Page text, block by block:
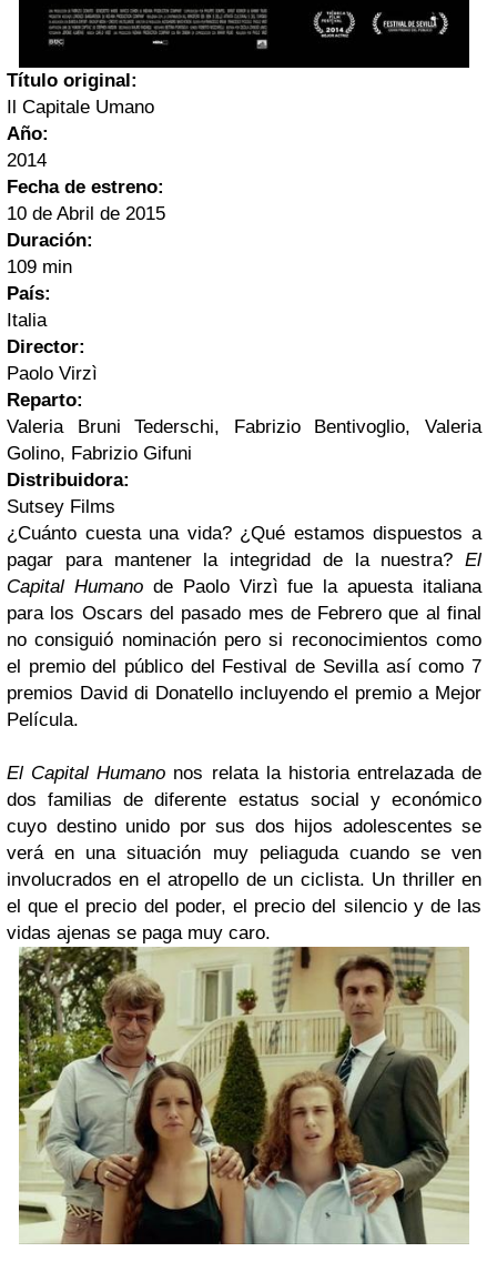
Título original:
Il Capitale Umano
Año:
2014
Fecha de estreno:
10 de Abril de 2015
Duración:
109 min
País:
Italia
Director:
Paolo Virzì
Reparto:
Valeria Bruni Tederschi, Fabrizio Bentivoglio, Valeria
Golino, Fabrizio Gifuni
Distribuidora:
Sutsey Films
¿Cuánto cuesta una vida? ¿Qué estamos dispuestos a
pagar para mantener la integridad de la nuestra? El
Capital Humanode Paolo Virzì fue la apuesta italiana
para los Oscars del pasado mes de Febrero que al final
no consiguió nominación pero si reconocimientos como
el premio del público del Festival de Sevilla así como 7
premios David di Donatello incluyendo el premio a Mejor
Película.
El Capital Humano nos relata la historia entrelazada de
dos familias de diferente estatus social y económico
cuyo destino unido por sus dos hijos adolescentes se
verá en una situación muy peliaguda cuando se ven
involucrados en el atropello de un ciclista. Un thriller en
el que el precio del poder, el precio del silencio y de las
vidas ajenas se paga muy caro.